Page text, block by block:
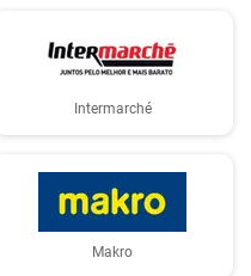
Intermarché
Makro